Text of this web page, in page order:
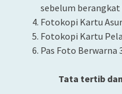
sebelum berangkat
Fotokopi Kartu
Fotokopi Kartu
Pas Foto Berwarna
Tata tertib